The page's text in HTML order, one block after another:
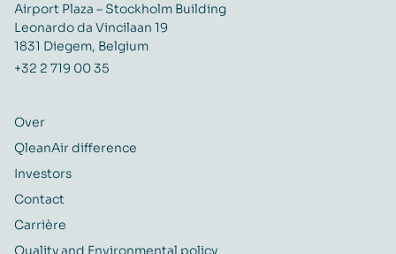
Airport Plaza – Stockholm Building
Leonardo da Vincilaan 19
1831 Diegem, Belgium
+32 2 719 00 35
Over
QleanAir difference
Investors
Contact
Carrière